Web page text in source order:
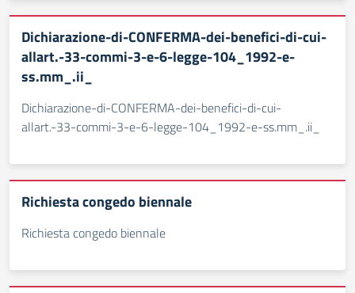
Dichiarazione-di-CONFERMA-dei-benefici-di-cui-
allart.-33-commi-3-e-6-legge-104_1992-e-
ss.mm_.ii_
Dichiarazione-di-CONFERMA-dei-benefici-di-cui-
allart.-33-commi-3-e-6-legge-104_1992-e-ss.mm_.ii_
Richiesta congedo biennale
Richiesta congedo biennale